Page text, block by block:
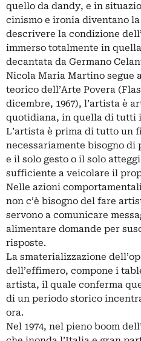
quello da dandy, e in
cinismo e ironia diventano
descrivere la condizione
immerso totalmente in
decantata da Germano
Nicola Maria Martino segue
teorico dell’Arte Povera
dicembre, 1967), l’artista è
quotidiana, in quella di tutti
L’artista è prima di tutto un
necessariamente bisogno di
e il solo gesto o il solo
sufficiente a veicolare il
Nelle azioni
non c’è bisogno del fare
servono a comunicare
alimentare domande per
risposte.
La smaterializzazione
dell’effimero, compone i
artista, il quale conferma
di un periodo storico
ora.
Nel 1974, nel pieno boom